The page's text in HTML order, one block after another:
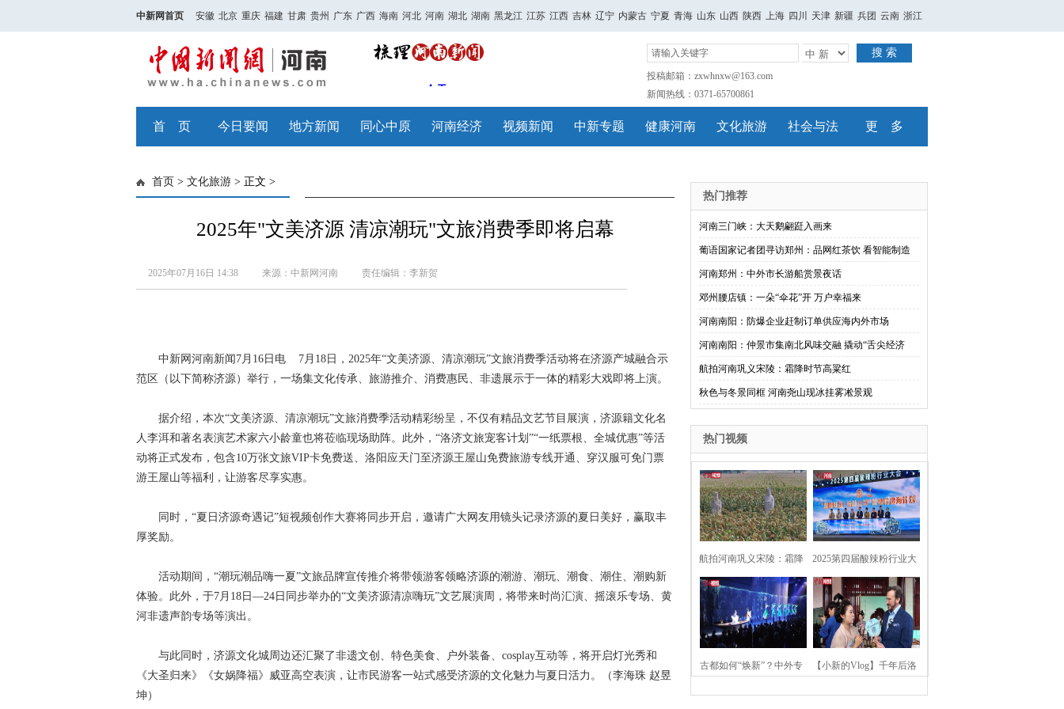
中新网首页 安徽 北京 重庆 福建 甘肃 贵州 广东 广西 海南 河北 河南 湖北 湖南 黑龙江 江苏 江西 吉林 辽宁 内蒙古 宁夏 青海 山东 山西 陕西 上海 四川 天津 新疆 兵团 云南 浙江
搜 索
投稿邮箱：zxwhnxw@163.com
新闻热线：0371-65700861
首 页 今日要闻 地方新闻 同心中原 河南经济 视频新闻 中新专题 健康河南 文化旅游 社会与法 更 多
首页 > 文化旅游 > 正文 >
2025年"文美济源 清凉潮玩"文旅消费季即将启幕
2025年07月16日 14:38 来源：中新网河南 责任编辑：李新贺
中新网河南新闻7月16日电 7月18日，2025年“文美济源、清凉潮玩”文旅消费季活动将在济源产城融合示
范区（以下简称济源）举行，一场集文化传承、旅游推介、消费惠民、非遗展示于一体的精彩大戏即将上演。
据介绍，本次“文美济源、清凉潮玩”文旅消费季活动精彩纷呈，不仅有精品文艺节目展演，济源籍文化名
人李洱和著名表演艺术家六小龄童也将莅临现场助阵。此外，“洛济文旅宠客计划”“一纸票根、全城优惠”等活
动将正式发布，包含10万张文旅VIP卡免费送、洛阳应天门至济源王屋山免费旅游专线开通、穿汉服可免门票
游王屋山等福利，让游客尽享实惠。
同时，“夏日济源奇遇记”短视频创作大赛将同步开启，邀请广大网友用镜头记录济源的夏日美好，赢取丰
厚奖励。
活动期间，“潮玩潮品嗨一夏”文旅品牌宣传推介将带领游客领略济源的潮游、潮玩、潮食、潮住、潮购新
体验。此外，于7月18日—24日同步举办的“文美济源清凉嗨玩”文艺展演周，将带来时尚汇演、摇滚乐专场、黄
河非遗声韵专场等演出。
与此同时，济源文化城周边还汇聚了非遗文创、特色美食、户外装备、cosplay互动等，将开启灯光秀和
《大圣归来》《女娲降福》威亚高空表演，让市民游客一站式感受济源的文化魅力与夏日活力。（李海珠 赵昱
坤）
热门推荐
河南三门峡：大天鹅翩跹入画来
葡语国家记者团寻访郑州：品网红茶饮 看智能制造
河南郑州：中外市长游船赏景夜话
邓州腰店镇：一朵“伞花”开 万户幸福来
河南南阳：防爆企业赶制订单供应海内外市场
河南南阳：仲景市集南北风味交融 撬动“舌尖经济
航拍河南巩义宋陵：霜降时节高粱红
秋色与冬景同框 河南尧山现冰挂雾凇景观
热门视频
航拍河南巩义宋陵：霜降
时节高粱红
2025第四届酸辣粉行业大
会在河南开封举行
古都如何“焕新”？中外专 【小新的Vlog】千年后洛